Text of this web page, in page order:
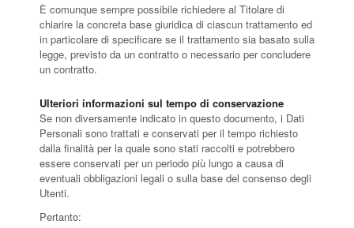
È comunque sempre possibile richiedere al Titolare di
chiarire la concreta base giuridica di ciascun trattamento ed
in particolare di specificare se il trattamento sia basato sulla
legge, previsto da un contratto o necessario per concludere
un contratto.
Ulteriori informazioni sul tempo di conservazione
Se non diversamente indicato in questo documento, i Dati
Personali sono trattati e conservati per il tempo richiesto
dalla finalità per la quale sono stati raccolti e potrebbero
essere conservati per un periodo più lungo a causa di
eventuali obbligazioni legali o sulla base del consenso degli
Utenti.
Pertanto: